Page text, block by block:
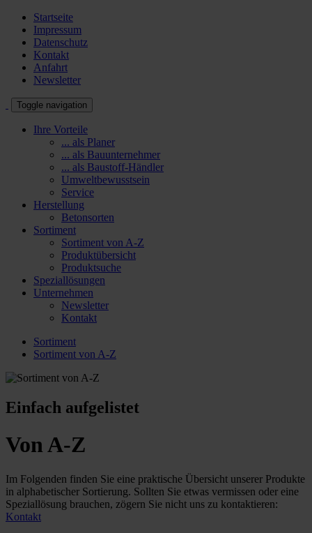
Startseite
Impressum
Datenschutz
Kontakt
Anfahrt
Newsletter
Toggle navigation
Ihre Vorteile
... als Planer
... als Bauunternehmer
... als Baustoff-Händler
Umweltbewusstsein
Service
Herstellung
Betonsorten
Sortiment
Sortiment von A-Z
Produktübersicht
Produktsuche
Speziallösungen
Unternehmen
Newsletter
Kontakt
Sortiment
Sortiment von A-Z
Einfach aufgelistet
Von A-Z
Im Folgenden finden Sie eine praktische Übersicht unserer Produkte
in alphabetischer Sortierung. Sollten Sie etwas vermissen oder eine
Speziallösung brauchen, zögern Sie nicht uns zu kontaktieren:
Kontakt